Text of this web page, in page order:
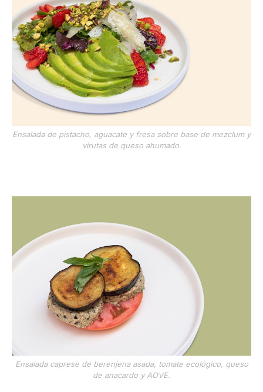
Ensalada de pistacho, aguacate y fresa sobre base de mezclum y
virutas de queso ahumado.
Ensalada caprese de berenjena asada, tomate ecológico, queso
de anacardo y AOVE.